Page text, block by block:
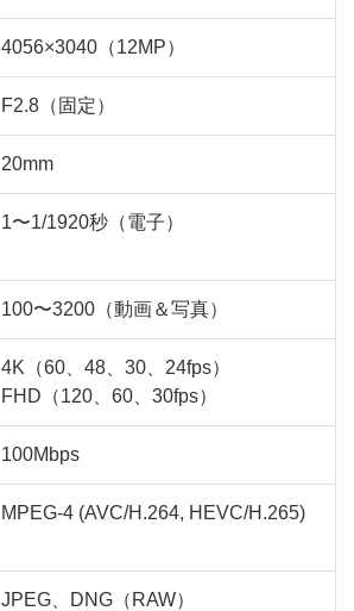
4056×3040（12MP）
F2.8（固定）
20mm
1〜1/1920秒（電子）
100〜3200（動画＆写真）
4K（60、48、30、24fps）
FHD（120、60、30fps）
100Mbps
MPEG-4 (AVC/H.264, HEVC/H.265)
JPEG、DNG（RAW）